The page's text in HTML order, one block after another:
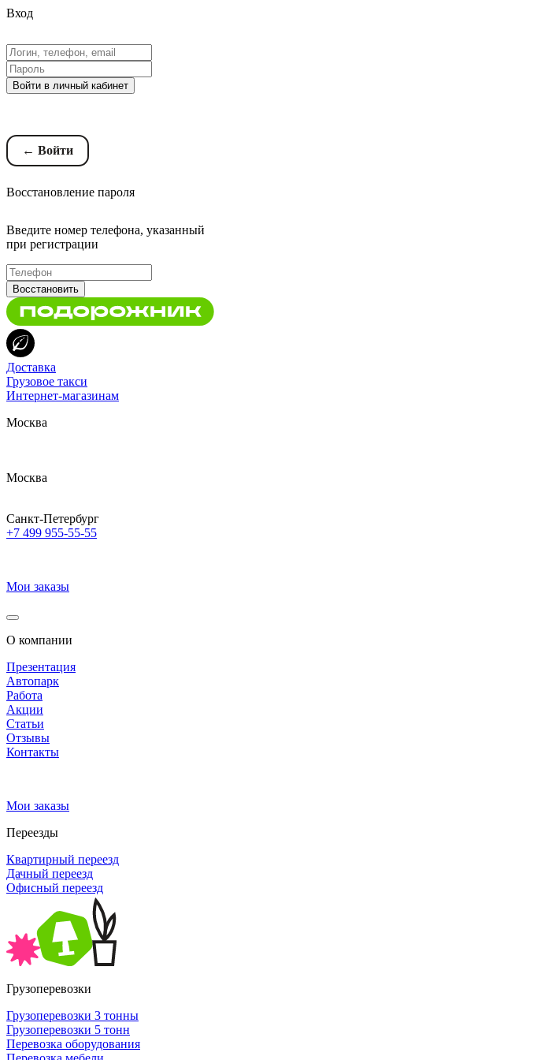
Вход
Войти в личный кабинет
← Войти
Восстановление пароля
Введите номер телефона, указанный
при регистрации
Восстановить
Доставка
Грузовое такси
Интернет-магазинам
Москва
Москва
Санкт-Петербург
+7 499 955-55-55
Мои заказы
О компании
Презентация
Автопарк
Работа
Акции
Статьи
Отзывы
Контакты
Мои заказы
Переезды
Квартирный переезд
Дачный переезд
Офисный переезд
Грузоперевозки
Грузоперевозки 3 тонны
Грузоперевозки 5 тонн
Перевозка оборудования